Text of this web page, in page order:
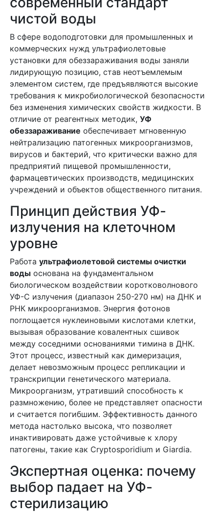
чистой воды
В сфере водоподготовки для промышленных и
коммерческих нужд ультрафиолетовые
установки для обеззараживания воды заняли
лидирующую позицию, став неотъемлемым
элементом систем, где предъявляются высокие
требования к микробиологической безопасности
без изменения химических свойств жидкости. В
отличие от реагентных методик, УФ
обеззараживание обеспечивает мгновенную
нейтрализацию патогенных микроорганизмов,
вирусов и бактерий, что критически важно для
предприятий пищевой промышленности,
фармацевтических производств, медицинских
учреждений и объектов общественного питания.
Принцип действия УФ-
излучения на клеточном
уровне
Работа ультрафиолетовой системы очистки
воды основана на фундаментальном
биологическом воздействии коротковолнового
УФ-С излучения (диапазон 250-270 нм) на ДНК и
РНК микроорганизмов. Энергия фотонов
поглощается нуклеиновыми кислотами клетки,
вызывая образование ковалентных сшивок
между соседними основаниями тимина в ДНК.
Этот процесс, известный как димеризация,
делает невозможным процесс репликации и
транскрипции генетического материала.
Микроорганизм, утративший способность к
размножению, более не представляет опасности
и считается погибшим. Эффективность данного
метода настолько высока, что позволяет
инактивировать даже устойчивые к хлору
патогены, такие как Cryptosporidium и Giardia.
Экспертная оценка: почему
выбор падает на УФ-
стерилизацию